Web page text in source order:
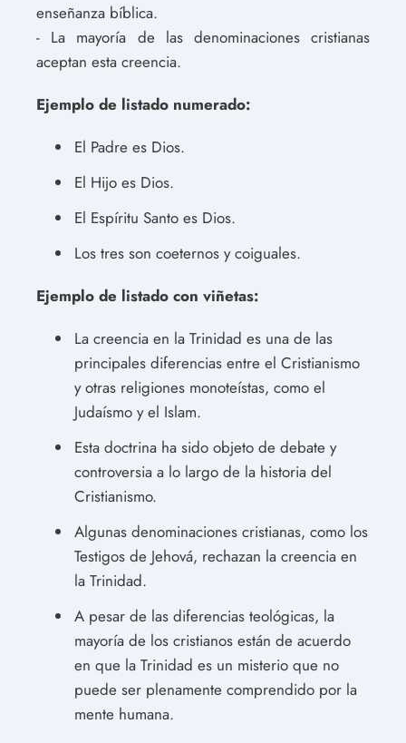
enseñanza bíblica.
- La mayoría de las denominaciones cristianas
aceptan esta creencia.
Ejemplo de listado numerado:
El Padre es Dios.
El Hijo es Dios.
El Espíritu Santo es Dios.
Los tres son coeternos y coiguales.
Ejemplo de listado con viñetas:
La creencia en la Trinidad es una de las
principales diferencias entre el Cristianismo
y otras religiones monoteístas, como el
Judaísmo y el Islam.
Esta doctrina ha sido objeto de debate y
controversia a lo largo de la historia del
Cristianismo.
Algunas denominaciones cristianas, como los
Testigos de Jehová, rechazan la creencia en
la Trinidad.
A pesar de las diferencias teológicas, la
mayoría de los cristianos están de acuerdo
en que la Trinidad es un misterio que no
puede ser plenamente comprendido por la
mente humana.